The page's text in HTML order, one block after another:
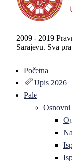
2009 - 2019
Sarajevu. Sva
Početna
Upis 2026
Pale
Osnovni